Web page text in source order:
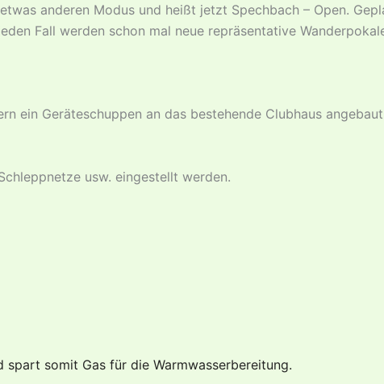
anderen Modus und heißt jetzt Spechbach – Open.
Fall werden schon mal neue repräsentative
ein Geräteschuppen an das bestehende Clubhaus
usw. eingestellt werden.
somit Gas für die Warmwasserbereitung.